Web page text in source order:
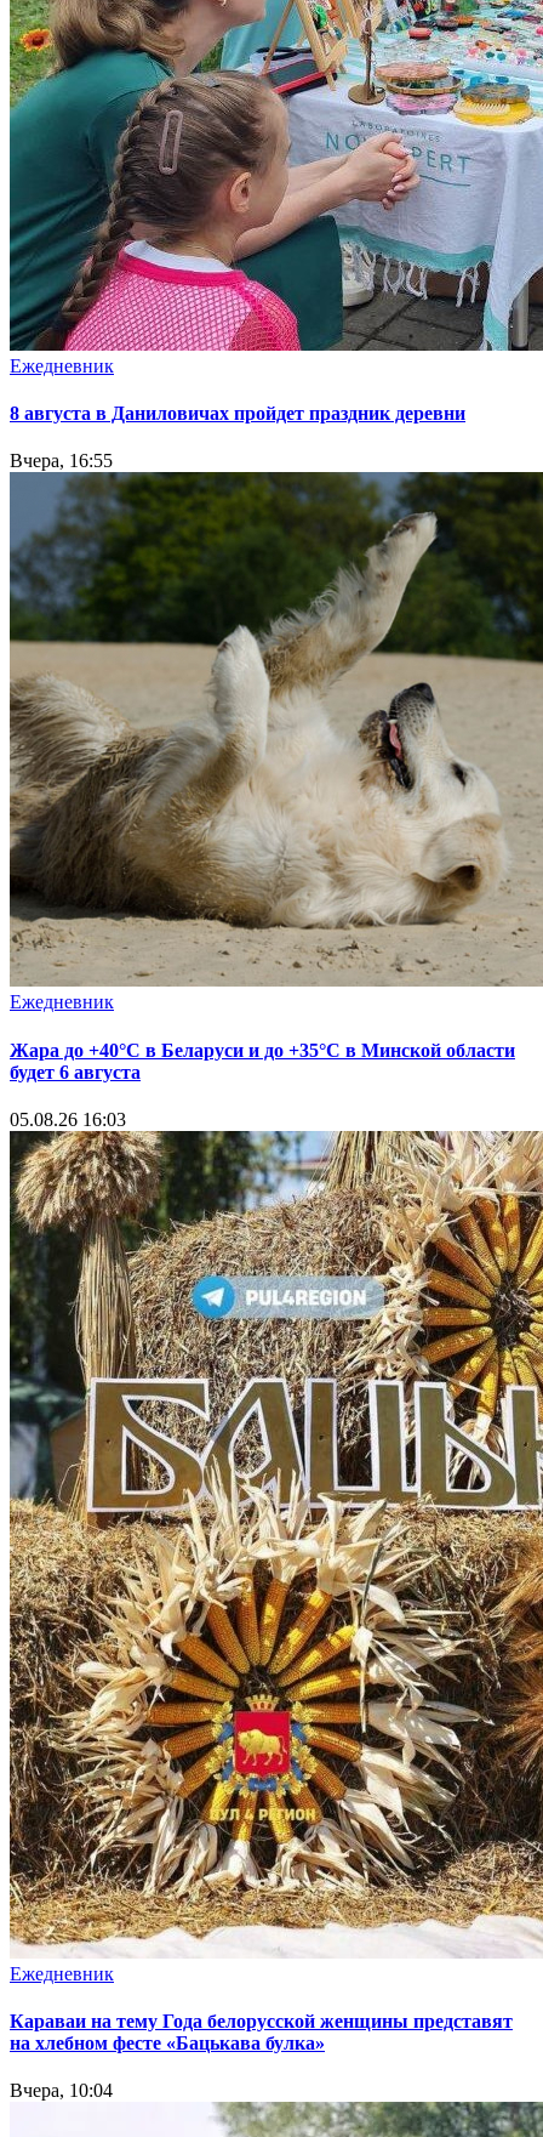
Ежедневник
8 августа в Даниловичах пройдет праздник деревни
Вчера, 16:55
Ежедневник
Жара до +40°С в Беларуси и до +35°С в Минской области
будет 6 августа
05.08.26 16:03
Ежедневник
Караваи на тему Года белорусской женщины представят
на хлебном фесте «Бацькава булка»
Вчера, 10:04